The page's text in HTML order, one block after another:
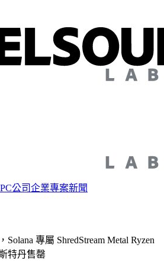
公司企業專案新聞
專屬 ShredStream Metal Ryzen
特丹售罄